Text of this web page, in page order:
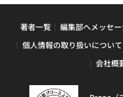
著者一覧 編集部へメッセ
個人情報の取り扱いについて
会社概